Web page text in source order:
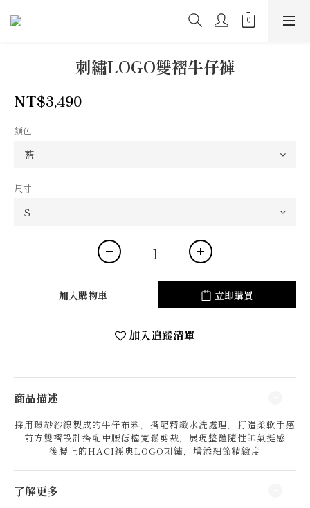
刺繡LOGO雙褶牛仔褲
NT$3,490
顏色
尺寸
加入購物車 立即購買
加入追蹤清單
商品描述
採用環紗紗線製成的牛仔布料，搭配精緻水洗處理，打造柔軟手感
前方雙褶設計搭配中腰低檔寬鬆剪裁，展現整體隨性帥氣挺感
後腰上的HACI經典LOGO刺繡，增添細節精緻度
了解更多